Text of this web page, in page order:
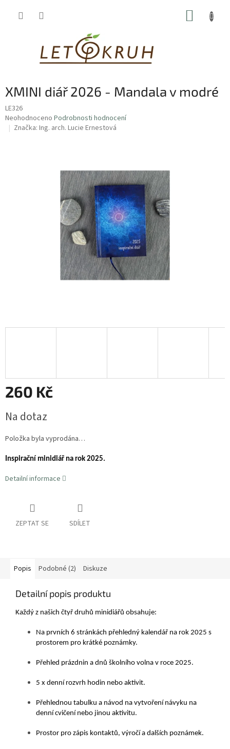
XMINI diář 2026 - Mandala v modré
LE326
Průměrné
hodnocení
Neohodnoceno Podrobnosti hodnocení
Značka: Ing. arch. Lucie Ernestová
260 Kč
cena:
Na dotaz
Položka byla vyprodána…
Inspirační minidiář na rok 2025.
Detailní informace
ZEPTAT SE SDÍLET
Popis Podobné (2) Diskuze
Detailní popis produktu
Každý z našich čtyř druhů minidiářů obsahuje:
Na prvních 6 stránkách přehledný kalendář na rok 2025 s
prostorem pro krátké poznámky.
Přehled prázdnin a dnů školního volna v roce 2025.
5 x denní rozvrh hodin nebo aktivit.
Přehlednou tabulku a návod na vytvoření návyku na
denní cvičení nebo jinou aktivitu.
Prostor pro zápis kontaktů, výročí a dalších poznámek.